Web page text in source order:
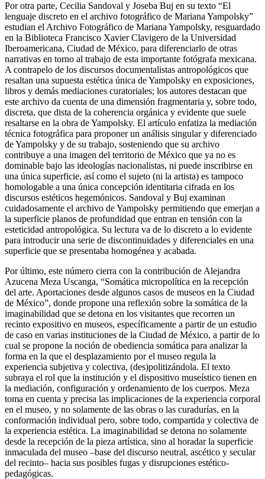
Por otra parte, Cecilia Sandoval y Joseba Buj en su texto “El
lenguaje discreto en el archivo fotográfico de Mariana Yampolsky”
estudian el Archivo Fotográfico de Mariana Yampolsky, resguardado
en la Biblioteca Francisco Xavier Clavigero de la Universidad
Iberoamericana, Ciudad de México, para diferenciarlo de otras
narrativas en torno al trabajo de esta importante fotógrafa mexicana.
A contrapelo de los discursos documentalistas antropológicos que
resaltan una supuesta estética única de Yampolsky en exposiciones,
libros y demás mediaciones curatoriales; los autores destacan que
este archivo da cuenta de una dimensión fragmentaria y, sobre todo,
discreta, que dista de la coherencia orgánica y evidente que suele
resaltarse en la obra de Yampolsky. El artículo enfatiza la mediación
técnica fotográfica para proponer un análisis singular y diferenciado
de Yampolsky y de su trabajo, sosteniendo que su archivo
contribuye a una imagen del territorio de México que ya no es
dominable bajo las ideologías nacionalistas, ni puede inscribirse en
una única superficie, así como el sujeto (ni la artista) es tampoco
homologable a una única concepción identitaria cifrada en los
discursos estéticos hegemónicos. Sandoval y Buj examinan
cuidadosamente el archivo de Yampolsky permitiendo que emerjan a
la superficie planos de profundidad que entran en tensión con la
esteticidad antropológica. Su lectura va de lo discreto a lo evidente
para introducir una serie de discontinuidades y diferenciales en una
superficie que se presentaba homogénea y acabada.
Por último, este número cierra con la contribución de Alejandra
Azucena Meza Uscanga, “Somática micropolítica en la recepción
del arte. Aportaciones desde algunos casos de museos en la Ciudad
de México”, donde propone una reflexión sobre la somática de la
imaginabilidad que se detona en los visitantes que recorren un
recinto expositivo en museos, específicamente a partir de un estudio
de caso en varias instituciones de la Ciudad de México, a partir de lo
cual se propone la noción de obediencia somática para analizar la
forma en la que el desplazamiento por el museo regula la
experiencia subjetiva y colectiva, (des)politizándola. El texto
subraya el rol que la institución y el dispositivo museístico tienen en
la mediación, configuración y ordenamiento de los cuerpos. Meza
toma en cuenta y precisa las implicaciones de la experiencia corporal
en el museo, y no solamente de las obras o las curadurías, en la
conformación individual pero, sobre todo, compartida y colectiva de
la experiencia estética. La imaginabilidad se detona no solamente
desde la recepción de la pieza artística, sino al horadar la superficie
inmaculada del museo –base del discurso neutral, ascético y secular
del recinto– hacia sus posibles fugas y disrupciones estético-
pedagógicas.